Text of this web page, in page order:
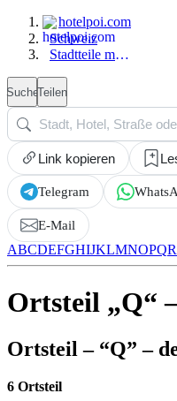
hotelpoi.com
Schweiz
Stadtteile mit Q
SucheTeilen
Link kopieren
Telegram
E-Mail
ABCDEFGHIJKLMNOPQR
Ortsteil „Q“
Ortsteil – “Q” –
6 Ortsteil